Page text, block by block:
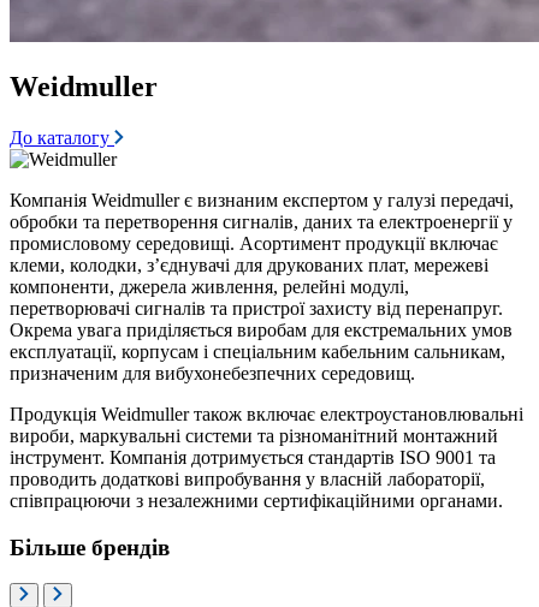
Weidmuller
До каталогу
Компанія Weidmuller є визнаним експертом у галузі передачі,
обробки та перетворення сигналів, даних та електроенергії у
промисловому середовищі. Асортимент продукції включає
клеми, колодки, з’єднувачі для друкованих плат, мережеві
компоненти, джерела живлення, релейні модулі,
перетворювачі сигналів та пристрої захисту від перенапруг.
Окрема увага приділяється виробам для екстремальних умов
експлуатації, корпусам і спеціальним кабельним сальникам,
призначеним для вибухонебезпечних середовищ.
Продукція Weidmuller також включає електроустановлювальні
вироби, маркувальні системи та різноманітний монтажний
інструмент. Компанія дотримується стандартів ISO 9001 та
проводить додаткові випробування у власній лабораторії,
співпрацюючи з незалежними сертифікаційними органами.
Більше брендів